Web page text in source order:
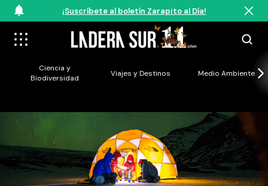
¡Suscríbete al boletín Zarapito al Día!
Ciencia y
Biodiversidad
Viajes y Destinos Medio Ambiente